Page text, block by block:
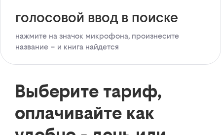
голосовой ввод в поиске
нажмите на значок микрофона, произнесите
название – и книга найдется
Выберите тариф,
оплачивайте как